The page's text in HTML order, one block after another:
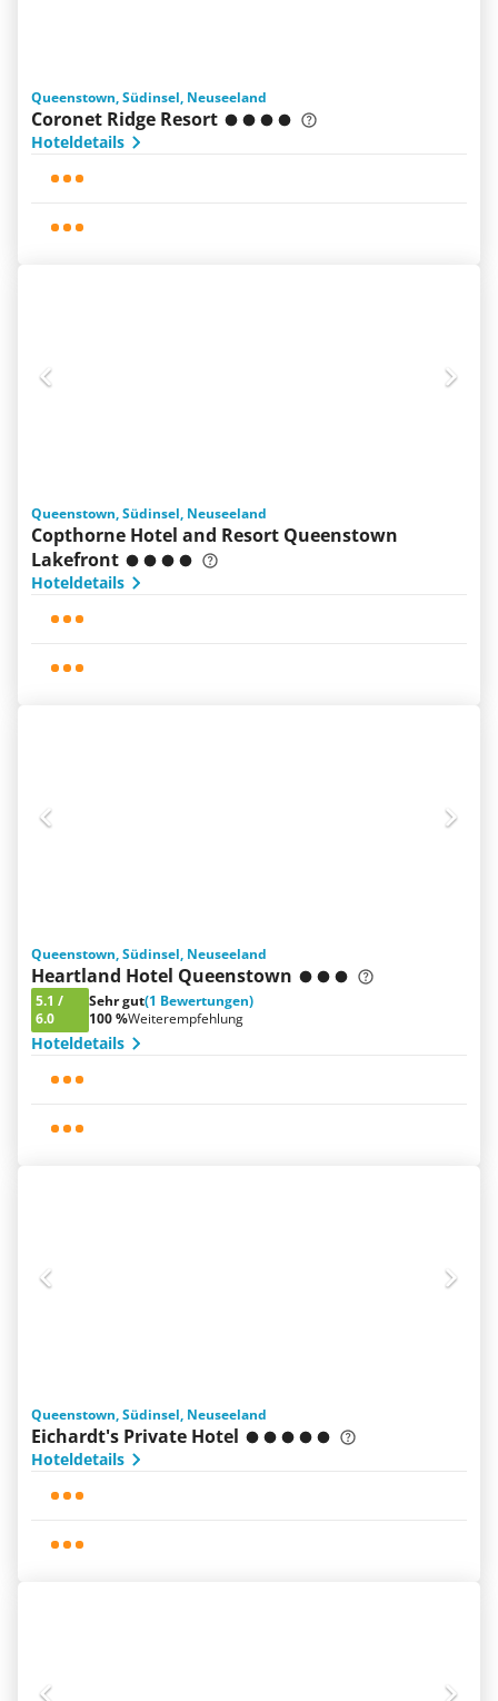
Queenstown, Südinsel, Neuseeland
Coronet Ridge Resort
Hoteldetails
Queenstown, Südinsel, Neuseeland
Copthorne Hotel and Resort Queenstown
Lakefront
Hoteldetails
Queenstown, Südinsel, Neuseeland
Heartland Hotel Queenstown
5.1 /
6.0
Sehr gut(1 Bewertungen)
100 %Weiterempfehlung
Hoteldetails
Queenstown, Südinsel, Neuseeland
Eichardt's Private Hotel
Hoteldetails